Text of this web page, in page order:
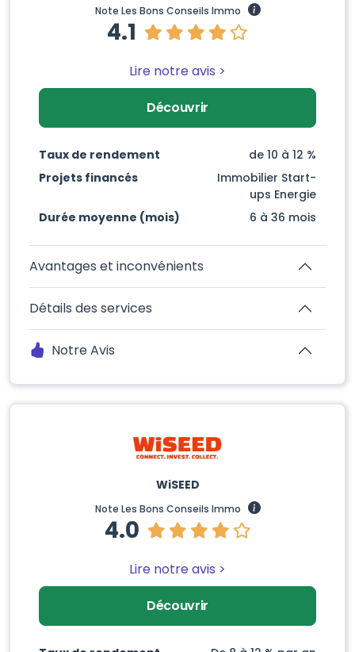
Note Les Bons Conseils Immo
4.1
Taux de rendement
de 10 à 12 %
Projets financés
Immobilier Start-
ups Energie
Durée moyenne (mois)
6 à 36 mois
Découvrir
Lire notre avis >
Avantages et inconvénients
Détails des services
Notre Avis
WiSEED
Note Les Bons Conseils Immo
4.0
Découvrir
Lire notre avis >